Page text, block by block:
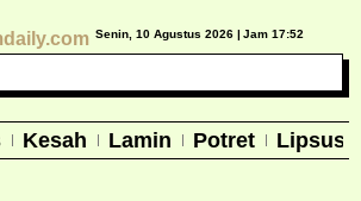
Senin, 10 Agustus 2026 | Jam 17:52
Kesah Lamin Potret Lipsus